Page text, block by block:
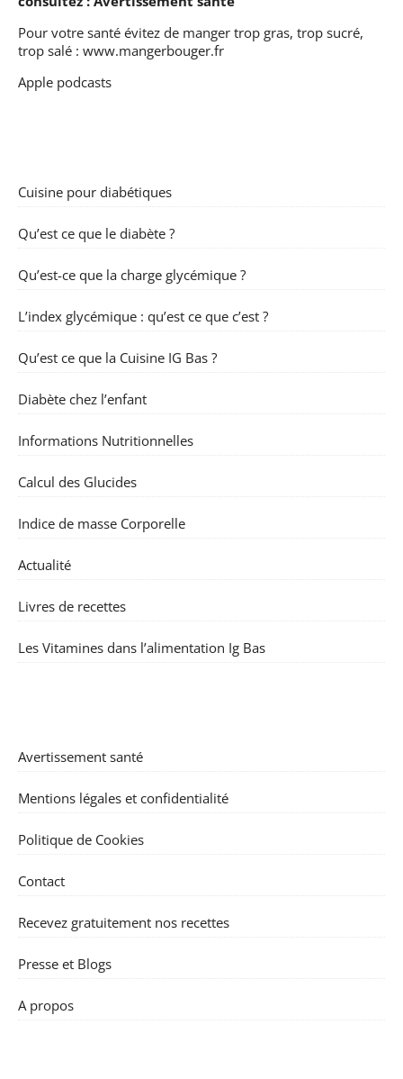
Pour votre santé évitez de manger trop gras, trop sucré,
trop salé : www.mangerbouger.fr
Apple podcasts
Cuisine pour diabétiques
Qu’est ce que le diabète ?
Qu’est-ce que la charge glycémique ?
L’index glycémique : qu’est ce que c’est ?
Qu’est ce que la Cuisine IG Bas ?
Diabète chez l’enfant
Informations Nutritionnelles
Calcul des Glucides
Indice de masse Corporelle
Actualité
Livres de recettes
Les Vitamines dans l’alimentation Ig Bas
Avertissement santé
Mentions légales et confidentialité
Politique de Cookies
Contact
Recevez gratuitement nos recettes
Presse et Blogs
A propos